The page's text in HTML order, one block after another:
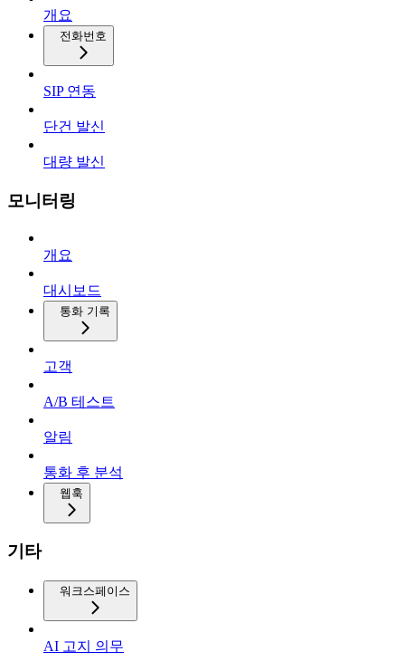
개요
전화번호
SIP 연동
단건 발신
대량 발신
모니터링
개요
대시보드
통화 기록
고객
A/B 테스트
알림
통화 후 분석
웹훅
기타
워크스페이스
AI 고지 의무